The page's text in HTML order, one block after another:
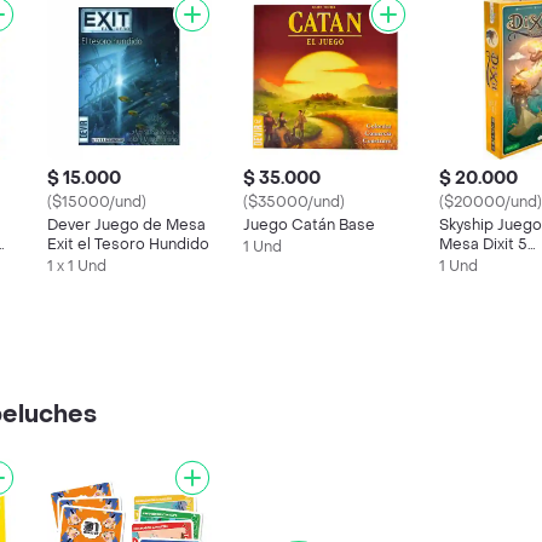
$ 15.000
($15000/und)
Dever Juego de Mesa
Exit el Tesoro Hundido
1 x 1 Und
$ 35.000
($35000/und)
Juego Catán Base
1 Und
$ 20.000
($20000/und)
Skyship
Mesa Dixit 5
Daydreams
1 Und